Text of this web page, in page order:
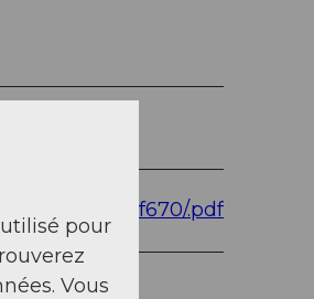
.pdf
pour
Vous